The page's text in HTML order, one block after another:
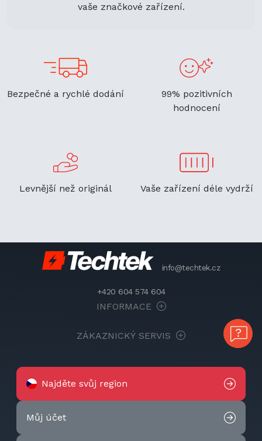
vaše značkové zařízení.
Bezpečné a rychlé dodání
99% pozitivních
hodnocení
Levnější než originál Vaše zařízení déle vydrží
info@techtek.cz
+420 604 574 604
INFORMACE
ZÁKAZNICKÝ SERVIS
Najděte svůj region
Můj účet